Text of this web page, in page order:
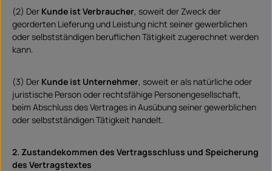
(2) Der Kunde ist Verbraucher, soweit der Zweck der
georderten Lieferung und Leistung nicht seiner gewerblichen
oder selbstständigen beruflichen Tätigkeit zugerechnet werden
kann.
(3) Der Kunde ist Unternehmer, soweit er als natürliche oder
juristische Person oder rechtsfähige Personengesellschaft,
beim Abschluss des Vertrages in Ausübung seiner gewerblichen
oder selbstständigen Tätigkeit handelt.
2. Zustandekommen des Vertragsschluss und Speicherung
des Vertragstextes